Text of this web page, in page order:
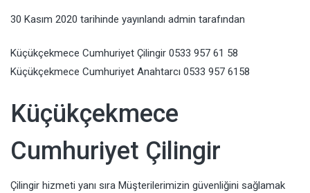
30 Kasım 2020 tarihinde yayınlandı admin tarafından
Küçükçekmece Cumhuriyet Çilingir 0533 957 61 58
Küçükçekmece Cumhuriyet Anahtarcı 0533 957 6158
Küçükçekmece
Cumhuriyet Çilingir
Çilingir hizmeti yanı sıra Müşterilerimizin güvenliğini sağlamak